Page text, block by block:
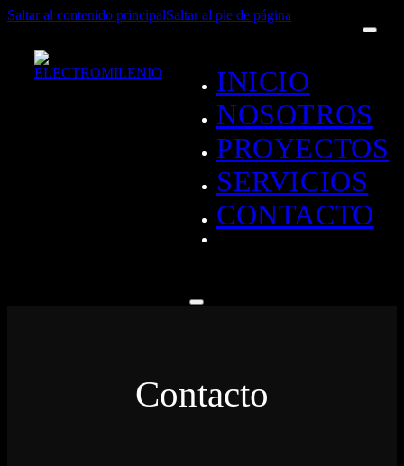
Saltar al contenido principalSaltar al pie de página
INICIO
NOSOTROS
PROYECTOS
SERVICIOS
CONTACTO
Contacto